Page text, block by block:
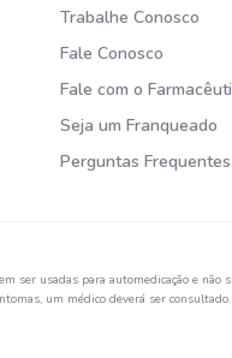
Trabalhe Conosco
Fale Conosco
Fale com o
Seja um Franqueado
Perguntas Frequentes
ser usadas para automedicação e
um médico deverá ser